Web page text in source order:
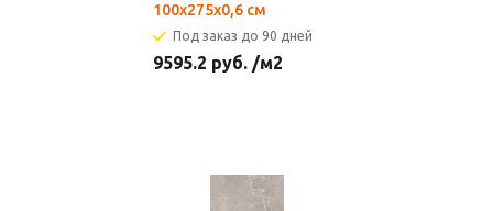
100x275x0,6 см
Под заказ до 90 дней
9595.2 руб. /м2